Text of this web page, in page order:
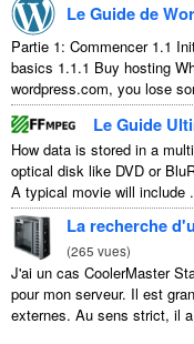
Le Guide de
Partie 1: Commencer 1.1
basics 1.1.1 Buy hosting
wordpress.com, you lose
Le Guide
How data is stored in a
optical disk like DVD or
A typical movie will include
La recherche
(265 vues)
J'ai un cas CoolerMaster
pour mon serveur. Il est
externes. Au sens strict, il